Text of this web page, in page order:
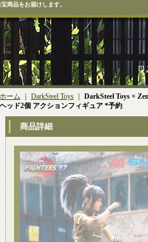
商品をお届けします。
ホーム DarkSteel Toys
DarkSteel Toys ×
ヘッド2個 アクションフィギュア *予約
商品詳細